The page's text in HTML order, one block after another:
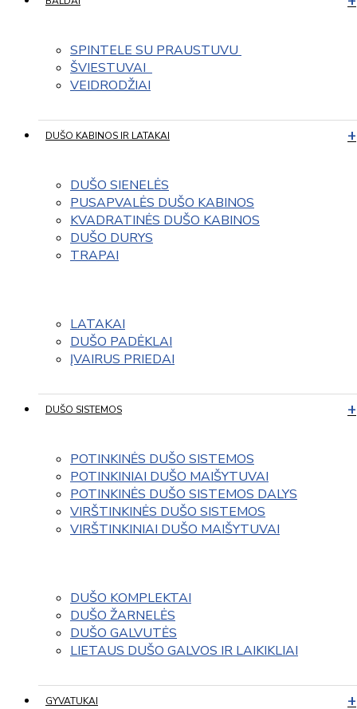
SPINTELE SU PRAUSTUVU
ŠVIESTUVAI
VEIDRODŽIAI
DUŠO KABINOS IR LATAKAI
DUŠO SIENELĖS
PUSAPVALĖS DUŠO KABINOS
KVADRATINĖS DUŠO KABINOS
DUŠO DURYS
TRAPAI
LATAKAI
DUŠO PADĖKLAI
ĮVAIRUS PRIEDAI
DUŠO SISTEMOS
POTINKINĖS DUŠO SISTEMOS
POTINKINIAI DUŠO MAIŠYTUVAI
POTINKINĖS DUŠO SISTEMOS DALYS
VIRŠTINKINĖS DUŠO SISTEMOS
VIRŠTINKINIAI DUŠO MAIŠYTUVAI
DUŠO KOMPLEKTAI
DUŠO ŽARNELĖS
DUŠO GALVUTĖS
LIETAUS DUŠO GALVOS IR LAIKIKLIAI
GYVATUKAI